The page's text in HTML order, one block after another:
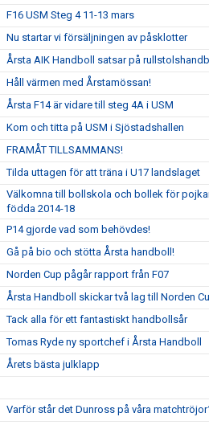
F16 USM Steg 4 11-13 mars
Nu startar vi försäljningen av påsklotter
Årsta AIK Handboll satsar på
Håll värmen med Årstamössan!
Årsta F14 är vidare till steg 4A i USM
Kom och titta på USM i Sjöstadshallen
FRAMÅT TILLSAMMANS!
Tilda uttagen för att träna i U17 landslaget
Välkomna till bollskola och bollek för
födda 2014-18
P14 gjorde vad som behövdes!
Gå på bio och stötta Årsta handboll!
Norden Cup pågår rapport från F07
Årsta Handboll skickar två lag till Norden
Tack alla för ett fantastiskt handbollsår
Tomas Ryde ny sportchef i Årsta Handboll
Årets bästa julklapp
Varför står det Dunross på våra